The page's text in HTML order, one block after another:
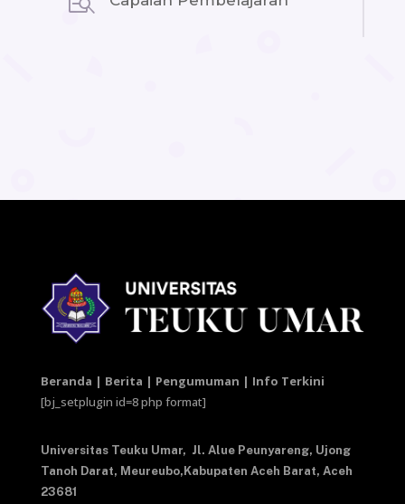
Beranda | Berita | Pengumuman | Info Terkini
[bj_setplugin id=8 php format]
Universitas Teuku Umar, Jl. Alue Peunyareng, Ujong
Tanoh Darat, Meureubo,Kabupaten Aceh Barat, Aceh
23681